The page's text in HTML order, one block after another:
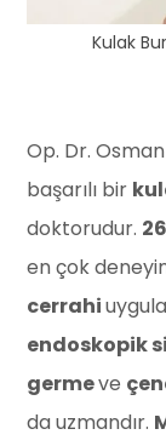
Kulak
Op. Dr.
başarılı bir
doktorudur.
en çok
cerrahi
endoskopik
germeve
da uzmandır.